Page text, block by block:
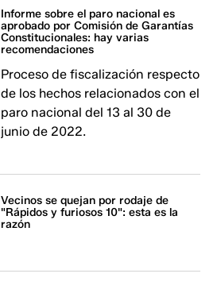
Informe sobre el paro nacional es
aprobado por Comisión de Garantías
Constitucionales: hay varias
recomendaciones
Proceso de fiscalización respecto
de los hechos relacionados con el
paro nacional del 13 al 30 de
junio de 2022.
Vecinos se quejan por rodaje de
"Rápidos y furiosos 10": esta es la
razón